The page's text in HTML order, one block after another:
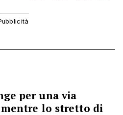
per una via
lo stretto di